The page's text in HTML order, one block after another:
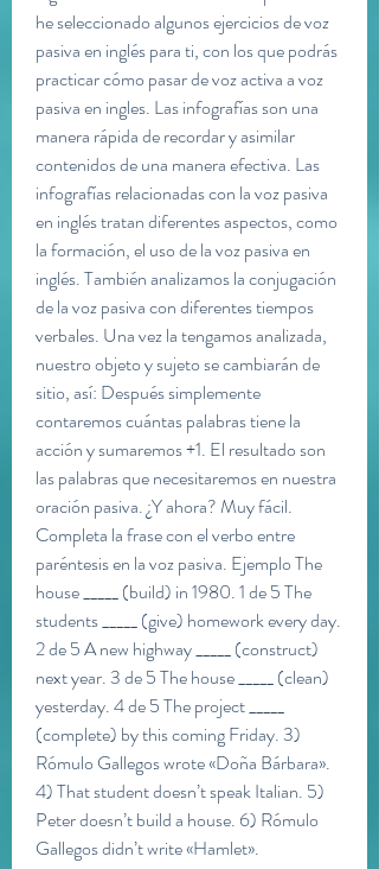
he seleccionado algunos ejercicios de voz
pasiva en inglés para ti, con los que podrás
practicar cómo pasar de voz activa a voz
pasiva en ingles. Las infografías son una
manera rápida de recordar y asimilar
contenidos de una manera efectiva. Las
infografías relacionadas con la voz pasiva
en inglés tratan diferentes aspectos, como
la formación, el uso de la voz pasiva en
inglés. También analizamos la conjugación
de la voz pasiva con diferentes tiempos
verbales. Una vez la tengamos analizada,
nuestro objeto y sujeto se cambiarán de
sitio, así: Después simplemente
contaremos cuántas palabras tiene la
acción y sumaremos +1. El resultado son
las palabras que necesitaremos en nuestra
oración pasiva. ¿Y ahora? Muy fácil.
Completa la frase con el verbo entre
paréntesis en la voz pasiva. Ejemplo The
house _____ (build) in 1980. 1 de 5 The
students _____ (give) homework every day.
2 de 5 A new highway _____ (construct)
next year. 3 de 5 The house _____ (clean)
yesterday. 4 de 5 The project _____
(complete) by this coming Friday. 3)
Rómulo Gallegos wrote «Doña Bárbara».
4) That student doesn’t speak Italian. 5)
Peter doesn’t build a house. 6) Rómulo
Gallegos didn’t write «Hamlet».